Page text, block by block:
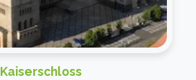
Kaiserschloss